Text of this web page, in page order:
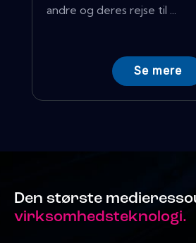
andre og deres rejse til ...
Se mere
Den største
virksomhedsteknologi.